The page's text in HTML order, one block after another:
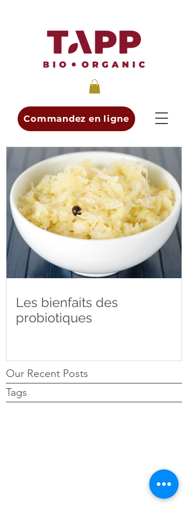
Commandez en ligne
Les bienfaits des
probiotiques
Our Recent Posts
Tags